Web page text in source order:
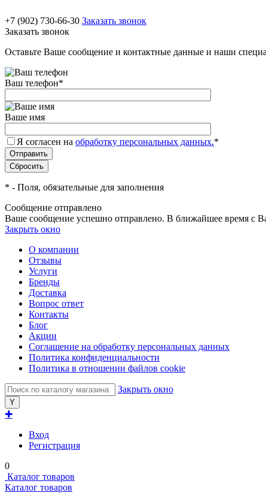
+7 (902) 730-66-30 Заказать звонок
Заказать звонок
Оставьте Ваше сообщение и контактные данные и наши
Ваш телефон*
Ваше имя
Я согласен на обработку персональных данных.*
* - Поля, обязательные для заполнения
Сообщение отправлено
Ваше сообщение успешно отправлено. В ближайшее время с
Закрыть окно
О компании
Отзывы
Услуги
Бренды
Доставка
Вопрос ответ
Контакты
Блог
Акции
Соглашение на обработку персональных данных
Политика конфиденциальности
Политика в отношении файлов cookie
Закрыть окно
✚
Вход
Регистрация
0
Каталог товаров
Каталог товаров